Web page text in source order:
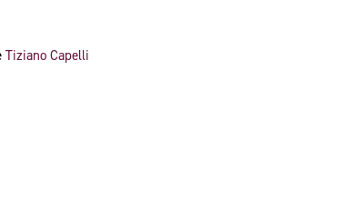
Tiziano Capelli